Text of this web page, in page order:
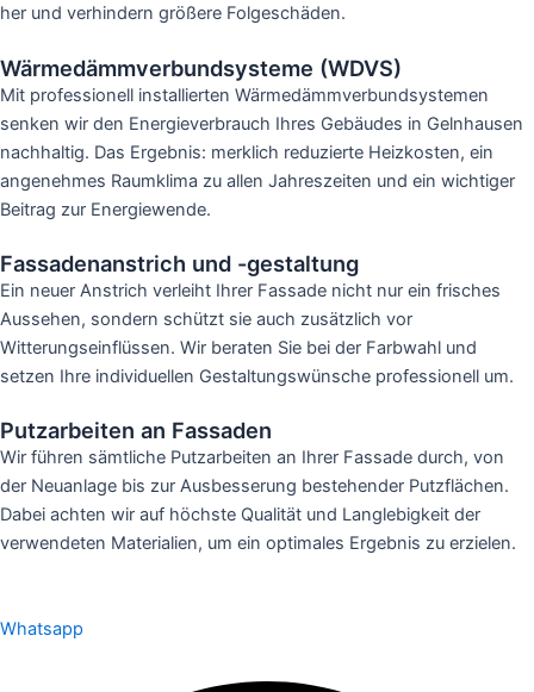
her und verhindern größere Folgeschäden.
Wärmedämmverbundsysteme (WDVS)
Mit professionell installierten Wärmedämmverbundsystemen
senken wir den Energieverbrauch Ihres Gebäudes in Gelnhausen
nachhaltig. Das Ergebnis: merklich reduzierte Heizkosten, ein
angenehmes Raumklima zu allen Jahreszeiten und ein wichtiger
Beitrag zur Energiewende.
Fassadenanstrich und -gestaltung
Ein neuer Anstrich verleiht Ihrer Fassade nicht nur ein frisches
Aussehen, sondern schützt sie auch zusätzlich vor
Witterungseinflüssen. Wir beraten Sie bei der Farbwahl und
setzen Ihre individuellen Gestaltungswünsche professionell um.
Putzarbeiten an Fassaden
Wir führen sämtliche Putzarbeiten an Ihrer Fassade durch, von
der Neuanlage bis zur Ausbesserung bestehender Putzflächen.
Dabei achten wir auf höchste Qualität und Langlebigkeit der
verwendeten Materialien, um ein optimales Ergebnis zu erzielen.
Whatsapp